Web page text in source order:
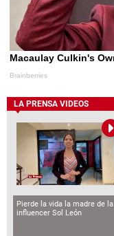
LA PRENSA VIDEOS
Pierde la vida la madre de la
influencer Sol León